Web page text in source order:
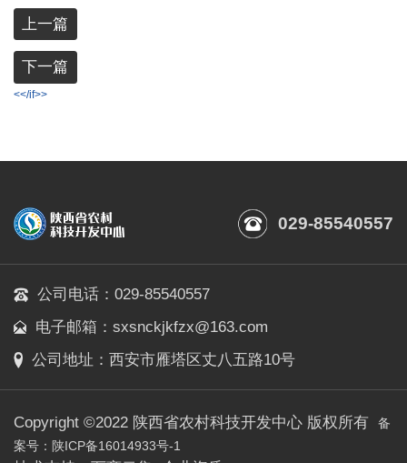
上一篇
下一篇
<</if>>
029-85540557
公司电话：029-85540557
电子邮箱：sxsnckjkfzx@163.com
公司地址：西安市雁塔区丈八五路10号
Copyright ©2022 陕西省农村科技开发中心 版权所有
备
案号：陕ICP备16014933号-1